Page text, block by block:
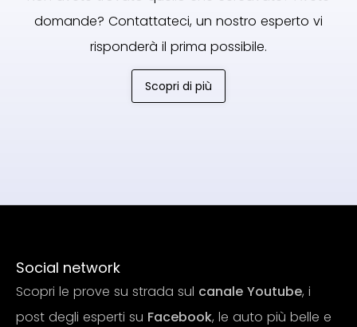
domande? Contattateci, un nostro esperto vi
risponderà il prima possibile.
Scopri di più
Social network
Scopri le prove su strada sul canale Youtube, i
post degli esperti su Facebook, le auto più belle e